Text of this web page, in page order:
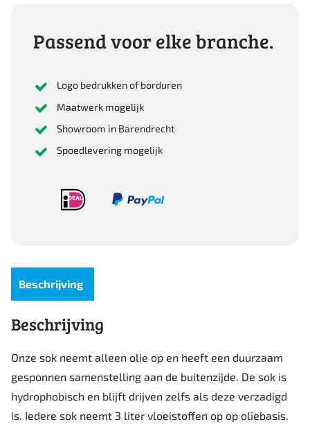
Passend voor elke branche.
Logo bedrukken of borduren
Maatwerk mogelijk
Showroom in Barendrecht
Spoedlevering mogelijk
Beschrijving
Beschrijving
Onze sok neemt alleen olie op en heeft een duurzaam
gesponnen samenstelling aan de buitenzijde. De sok is
hydrophobisch en blijft drijven zelfs als deze verzadigd
is. Iedere sok neemt 3 liter vloeistoffen op op oliebasis.